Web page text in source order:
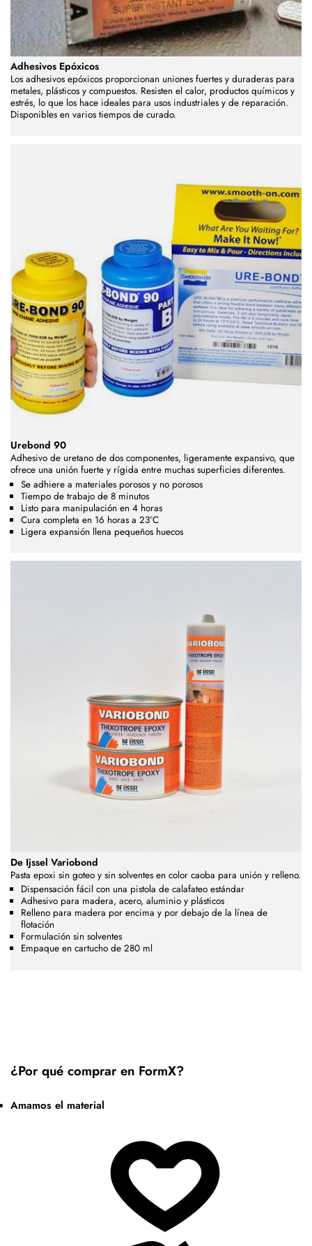
Adhesivos Epóxicos
Los adhesivos epóxicos proporcionan uniones fuertes y duraderas para
metales, plásticos y compuestos. Resisten el calor, productos químicos y
estrés, lo que los hace ideales para usos industriales y de reparación.
Disponibles en varios tiempos de curado.
Urebond 90
Adhesivo de uretano de dos componentes, ligeramente expansivo, que
ofrece una unión fuerte y rígida entre muchas superficies diferentes.
Se adhiere a materiales porosos y no porosos
Tiempo de trabajo de 8 minutos
Listo para manipulación en 4 horas
Cura completa en 16 horas a 23°C
Ligera expansión llena pequeños huecos
De Ijssel Variobond
Pasta epoxi sin goteo y sin solventes en color caoba para unión y relleno.
Dispensación fácil con una pistola de calafateo estándar
Adhesivo para madera, acero, aluminio y plásticos
Relleno para madera por encima y por debajo de la línea de
flotación
Formulación sin solventes
Empaque en cartucho de 280 ml
¿Por qué comprar en FormX?
Amamos el material